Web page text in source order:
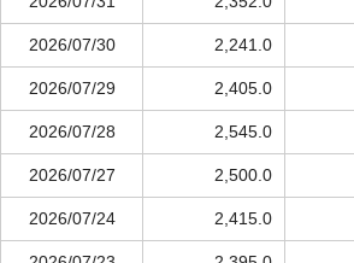
2026/07/30 2,241.0
2026/07/29 2,405.0
2026/07/28 2,545.0
2026/07/27 2,500.0
2026/07/24 2,415.0